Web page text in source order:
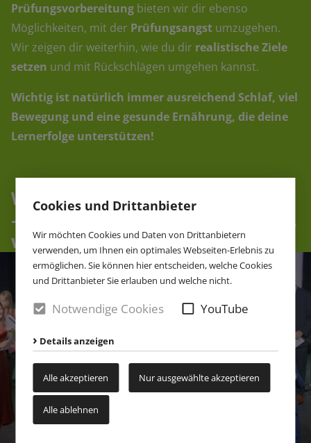
Cookies und Drittanbieter
Wir möchten Cookies und Daten von Drittanbietern
verwenden, um Ihnen ein optimales Webseiten-Erlebnis zu
ermöglichen. Sie können hier entscheiden, welche Cookies
und Drittanbieter Sie erlauben und welche nicht.
Notwendige Cookies YouTube
Details anzeigen
Alle akzeptieren Nur ausgewählte akzeptieren
Alle ablehnen
Prüfungsvorbereitung bieten wir dir ebenso
Möglichkeiten, mit der Prüfungsangst umzugehen.
Wir zeigen dir weiterhin, wie du dir realistische Ziele
setzen und mit Rückschlägen umgehen kannst.
Wichtig ist natürlich immer ausreichend Schlaf, viel
Bewegung und eine gesunde Ernährung, die deine
Lernerfolge unterstützen!
Wir stehen stets an deiner Seite
– für alle Abschlüsse bis zum Abi,
wenn es dein Wunsch ist!